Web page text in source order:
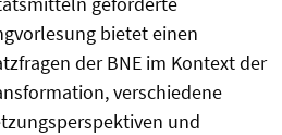
bietet einen
der BNE im Kontext der
verschiedene
und